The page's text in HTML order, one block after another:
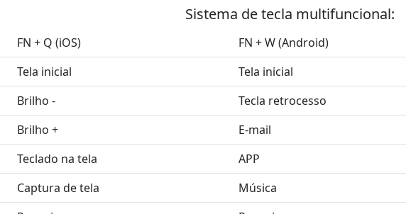
Sistema de tecla multifuncional:
FN + Q (iOS) FN + W (Android)
Tela inicial Tela inicial
Brilho - Tecla retrocesso
Brilho + E-mail
Teclado na tela APP
Captura de tela Música